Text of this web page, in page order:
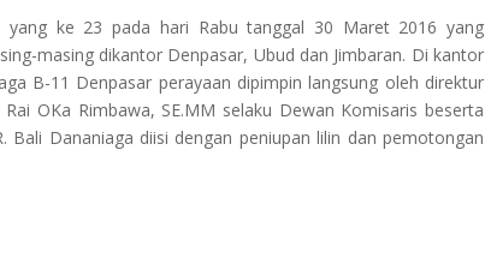
yang ke 23 pada hari Rabu tanggal 30 Maret 2016 yang
masing dikantor Denpasar, Ubud dan Jimbaran. Di kantor
B-11 Denpasar perayaan dipimpin langsung oleh direktur
OKa Rimbawa, SE.MM selaku Dewan Komisaris beserta
Dananiaga diisi dengan peniupan lilin dan pemotongan